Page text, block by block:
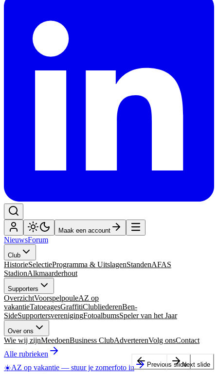
Maak een account
NieuwsForum
Club
HistorieSelectieProgramma & UitslagenStandenAFAS
StadionAlkmaarderhout
Supporters
OverzichtVoorspelpouleAZ op
vakantieTatoeagesGraffitiClubliederenBen-
SideSupportersverenigingFotoalbumsSpeler van het Jaar
Over ons
Wie wij zijnMeedoenBusiness ClubAdverterenVolg onsContact
Alle rubrieken
☀️AZ op vakantie — stuur je zomerfoto in Previous slideNext slide